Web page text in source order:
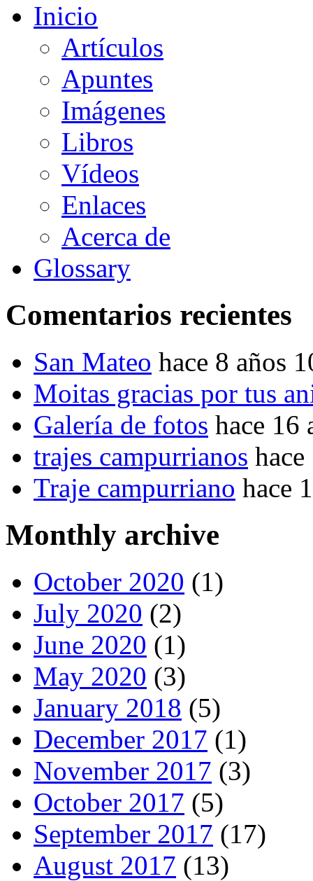
Inicio
Artículos
Apuntes
Imágenes
Libros
Vídeos
Enlaces
Acerca de
Glossary
Comentarios recientes
San Mateo hace 8 años
Moitas gracias por tus
Galería de fotos hace 16
trajes campurrianos
Traje campurriano hace
Monthly archive
October 2020 (1)
July 2020 (2)
June 2020 (1)
May 2020 (3)
January 2018 (5)
December 2017 (1)
November 2017 (3)
October 2017 (5)
September 2017 (17)
August 2017 (13)